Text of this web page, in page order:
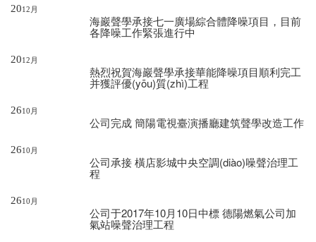
2012月
海巖聲學承接七一廣場綜合體降噪項目，目前
各降噪工作緊張進行中
2012月
熱烈祝賀海巖聲學承接華能降噪項目順利完工
并獲評優(yōu)質(zhì)工程
2610月
公司完成簡陽電視臺演播廳建筑聲學改造工作
2610月
公司承接橫店影城中央空調(diào)噪聲治理工
程
2610月
公司于2017年10月10日中標德陽燃氣公司加
氣站噪聲治理工程